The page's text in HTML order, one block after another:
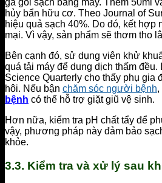
ga gối sạch bằng máy. Thêm 50ml
hủy bẩn hữu cơ. Theo Journal of
hiệu quả sạch 40%. Do đó, kết hợp
mại. Vì vậy, sản phẩm sẽ thơm tho
Bên cạnh đó, sử dụng viên khử
quá tải máy để dung dịch thấm
Science Quarterly cho thấy phụ gia
hôi. Nếu bận chăm sóc người bệnh,
bệnh có thể hỗ trợ giặt giũ vệ sinh.
Hơn nữa, kiểm tra pH chất tẩy để
vậy, phương pháp này đảm bảo
khỏe.
3.3. Kiểm tra và xử lý sau